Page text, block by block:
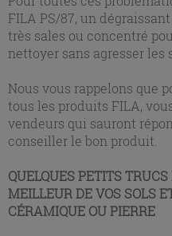
FILA PS/87, un
très sales ou concentré
nettoyer sans agresser les
Nous vous rappelons que
tous les produits FILA,
vendeurs qui sauront
conseiller le bon produit.
QUELQUES PETITS
MEILLEUR DE VOS SOLS
CÉRAMIQUE OU PIERRE